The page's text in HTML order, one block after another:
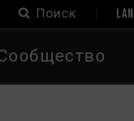
Поиск